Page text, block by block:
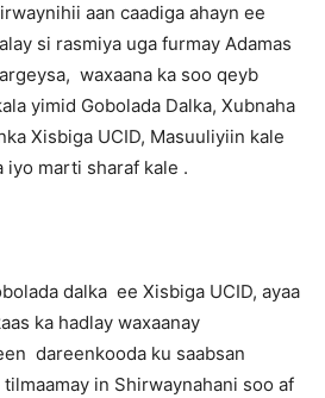
aan caadiga ahayn ee
si rasmiya uga furmay Adamas
waxaana ka soo qeyb
yimid Gobolada Dalka, Xubnaha
Xisbiga UCID, Masuuliyiin kale
iyo marti sharaf kale .
dalka ee Xisbiga UCID, ayaa
ka hadlay waxaanay
dareenkooda ku saabsan
in Shirwaynahani soo af